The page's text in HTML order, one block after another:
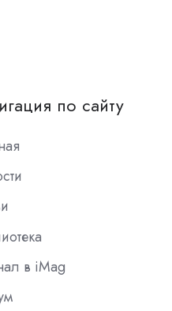
по сайту
в iMag